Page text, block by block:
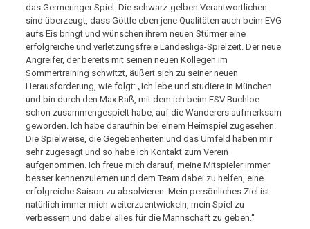
das Germeringer Spiel. Die schwarz-gelben Verantwortlichen
sind überzeugt, dass Göttle eben jene Qualitäten auch beim EVG
aufs Eis bringt und wünschen ihrem neuen Stürmer eine
erfolgreiche und verletzungsfreie Landesliga-Spielzeit. Der neue
Angreifer, der bereits mit seinen neuen Kollegen im
Sommertraining schwitzt, äußert sich zu seiner neuen
Herausforderung, wie folgt: „Ich lebe und studiere in München
und bin durch den Max Raß, mit dem ich beim ESV Buchloe
schon zusammengespielt habe, auf die Wanderers aufmerksam
geworden. Ich habe daraufhin bei einem Heimspiel zugesehen.
Die Spielweise, die Gegebenheiten und das Umfeld haben mir
sehr zugesagt und so habe ich Kontakt zum Verein
aufgenommen. Ich freue mich darauf, meine Mitspieler immer
besser kennenzulernen und dem Team dabei zu helfen, eine
erfolgreiche Saison zu absolvieren. Mein persönliches Ziel ist
natürlich immer mich weiterzuentwickeln, mein Spiel zu
verbessern und dabei alles für die Mannschaft zu geben.“